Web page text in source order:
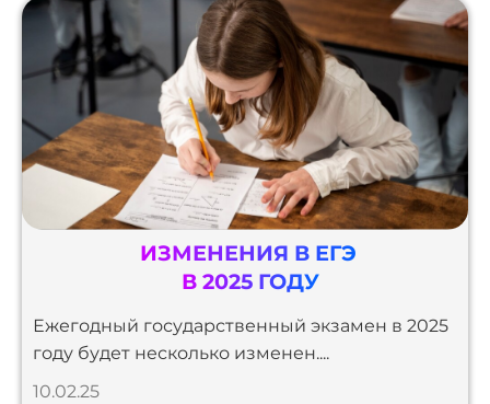
ИЗМЕНЕНИЯ В ЕГЭ
В 2025 ГОДУ
Ежегодный государственный экзамен в 2025
году будет несколько изменен....
10.02.25